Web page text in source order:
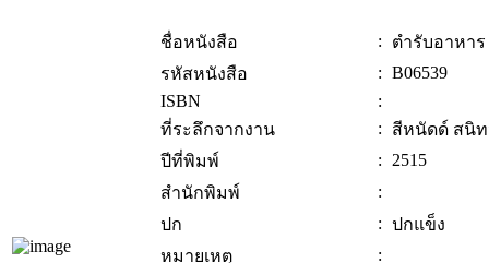
ชื่อหนังสือ :
ตำรับอาหาร
รหัสหนังสือ
: B06539
ISBN
:
ที่ระลึกจากงาน
:
สีหนัดด์ สนิ
ปีที่พิมพ์
: 2515
สำนักพิมพ์
:
ปก
: ปกแข็ง
หมายเหตุ
: